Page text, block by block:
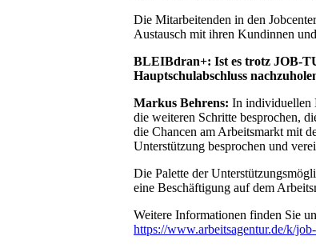
Die Mitarbeitenden in den
Austausch mit ihren Kundinnen
BLEIBdran+: Ist es trotz JOB-
Hauptschulabschluss
Markus Behrens: In individuellen
die weiteren Schritte besprochen,
die Chancen am Arbeitsmarkt mit
Unterstützung besprochen und
Die Palette der
eine Beschäftigung auf dem
Weitere Informationen finden Sie
https://www.arbeitsagentur.de/k/